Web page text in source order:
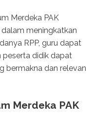
Merdeka PAK
meningkatkan
RPP, guru dapat
didik dapat
bermakna dan relevan
Merdeka PAK